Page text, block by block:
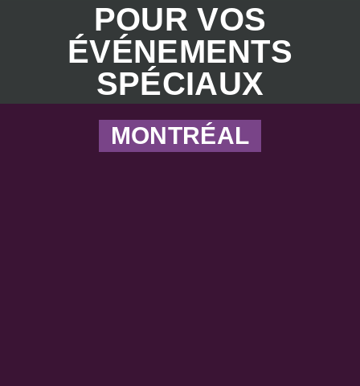
POUR VOS
ÉVÉNEMENTS
SPÉCIAUX
MONTRÉAL